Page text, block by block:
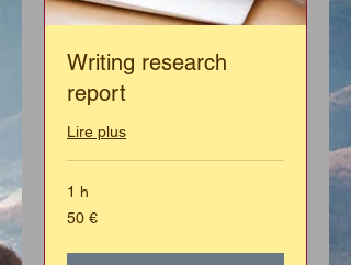
Writing research
report
Lire plus
1 h
50
euros
50 €